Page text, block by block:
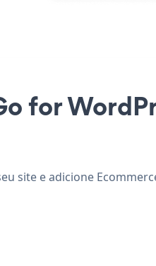
for
site e adicione